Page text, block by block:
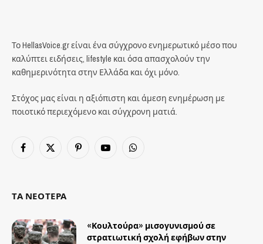
Το HellasVoice.gr είναι ένα σύγχρονο ενημερωτικό μέσο που
καλύπτει ειδήσεις, lifestyle και όσα απασχολούν την
καθημερινότητα στην Ελλάδα και όχι μόνο.
Στόχος μας είναι η αξιόπιστη και άμεση ενημέρωση με
ποιοτικό περιεχόμενο και σύγχρονη ματιά.
Facebook
X
PinterestYouTubeWhatsApp
ΤΑ ΝΕΟΤΕΡΑ
«Κουλτούρα» μισογυνισμού σε
στρατιωτική σχολή εφήβων στην